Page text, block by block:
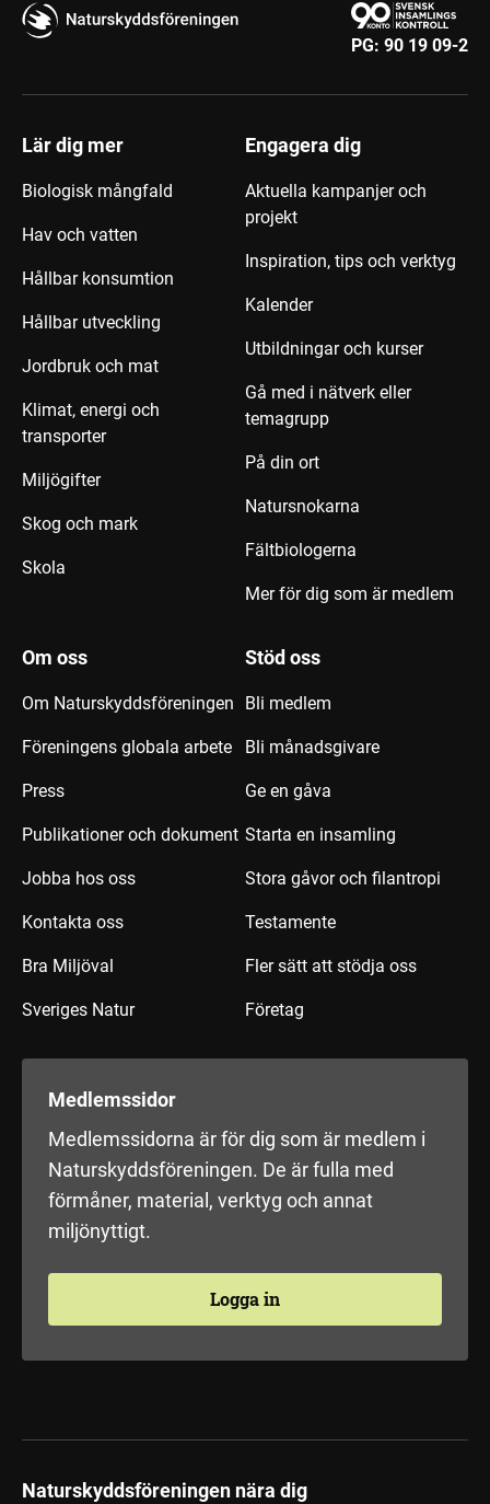
PG: 90 19 09-2
Lär dig mer
Biologisk mångfald
Hav och vatten
Hållbar konsumtion
Hållbar utveckling
Jordbruk och mat
Klimat, energi och
transporter
Miljögifter
Skog och mark
Skola
Engagera dig
Aktuella kampanjer och
projekt
Inspiration, tips och verktyg
Kalender
Utbildningar och kurser
Gå med i nätverk eller
temagrupp
På din ort
Natursnokarna
Fältbiologerna
Mer för dig som är medlem
Om oss
Om Naturskyddsföreningen
Föreningens globala arbete
Press
Publikationer och dokument
Jobba hos oss
Kontakta oss
Bra Miljöval
Sveriges Natur
Stöd oss
Bli medlem
Bli månadsgivare
Ge en gåva
Starta en insamling
Stora gåvor och filantropi
Testamente
Fler sätt att stödja oss
Företag
Medlemssidor
Medlemssidorna är för dig som är medlem i
Naturskyddsföreningen. De är fulla med
förmåner, material, verktyg och annat
miljönyttigt.
Logga in
Naturskyddsföreningen nära dig